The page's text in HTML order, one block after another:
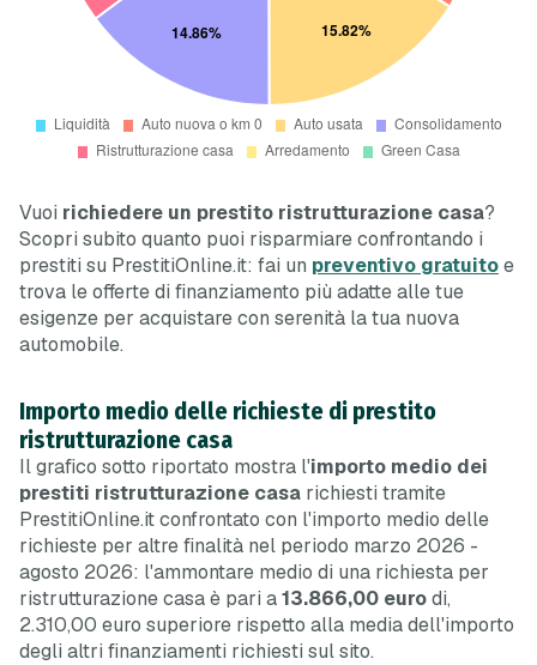
Vuoi richiedere un prestito ristrutturazione casa?
Scopri subito quanto puoi risparmiare confrontando i
prestiti su PrestitiOnline.it: fai un preventivo gratuitoe
trova le offerte di finanziamento più adatte alle tue
esigenze per acquistare con serenità la tua nuova
automobile.
Importo medio delle richieste di prestito
ristrutturazione casa
Il grafico sotto riportato mostra l'importo medio dei
prestiti ristrutturazione casa richiesti tramite
PrestitiOnline.it confrontato con l'importo medio delle
richieste per altre finalità nel periodo marzo 2026 -
agosto 2026: l'ammontare medio di una richiesta per
ristrutturazione casa è pari a13.866,00 eurodi,
2.310,00 euro superiore rispetto alla media dell'importo
degli altri finanziamenti richiesti sul sito.